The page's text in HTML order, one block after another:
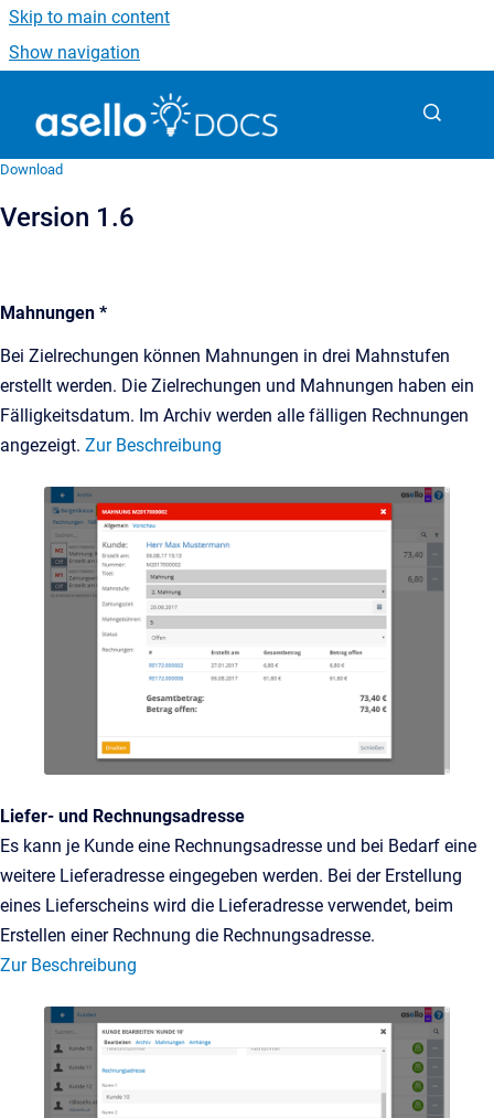
Skip to main content
Show navigation
Download
Version 1.6
Mahnungen *
Bei Zielrechungen können Mahnungen in drei Mahnstufen
erstellt werden. Die Zielrechungen und Mahnungen haben ein
Fälligkeitsdatum. Im Archiv werden alle fälligen Rechnungen
angezeigt. Zur Beschreibung
Liefer- und Rechnungsadresse
Es kann je Kunde eine Rechnungsadresse und bei Bedarf eine
weitere Lieferadresse eingegeben werden. Bei der Erstellung
eines Lieferscheins wird die Lieferadresse verwendet, beim
Erstellen einer Rechnung die Rechnungsadresse.
Zur Beschreibung